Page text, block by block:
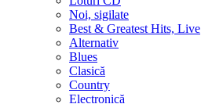
Noi, sigilate
Best & Greatest Hits, Live
Alternativ
Blues
Clasică
Country
Electronică